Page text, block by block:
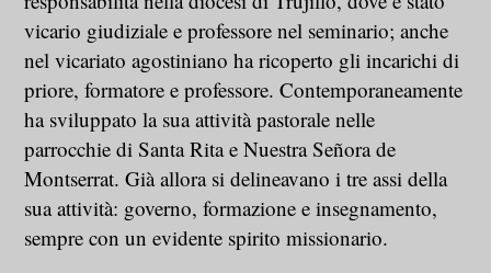
vicario giudiziale e professore nel seminario; anche
nel vicariato agostiniano ha ricoperto gli incarichi di
priore, formatore e professore. Contemporaneamente
ha sviluppato la sua attività pastorale nelle
parrocchie di Santa Rita e Nuestra Señora de
Montserrat. Già allora si delineavano i tre assi della
sua attività: governo, formazione e insegnamento,
sempre con un evidente spirito missionario.